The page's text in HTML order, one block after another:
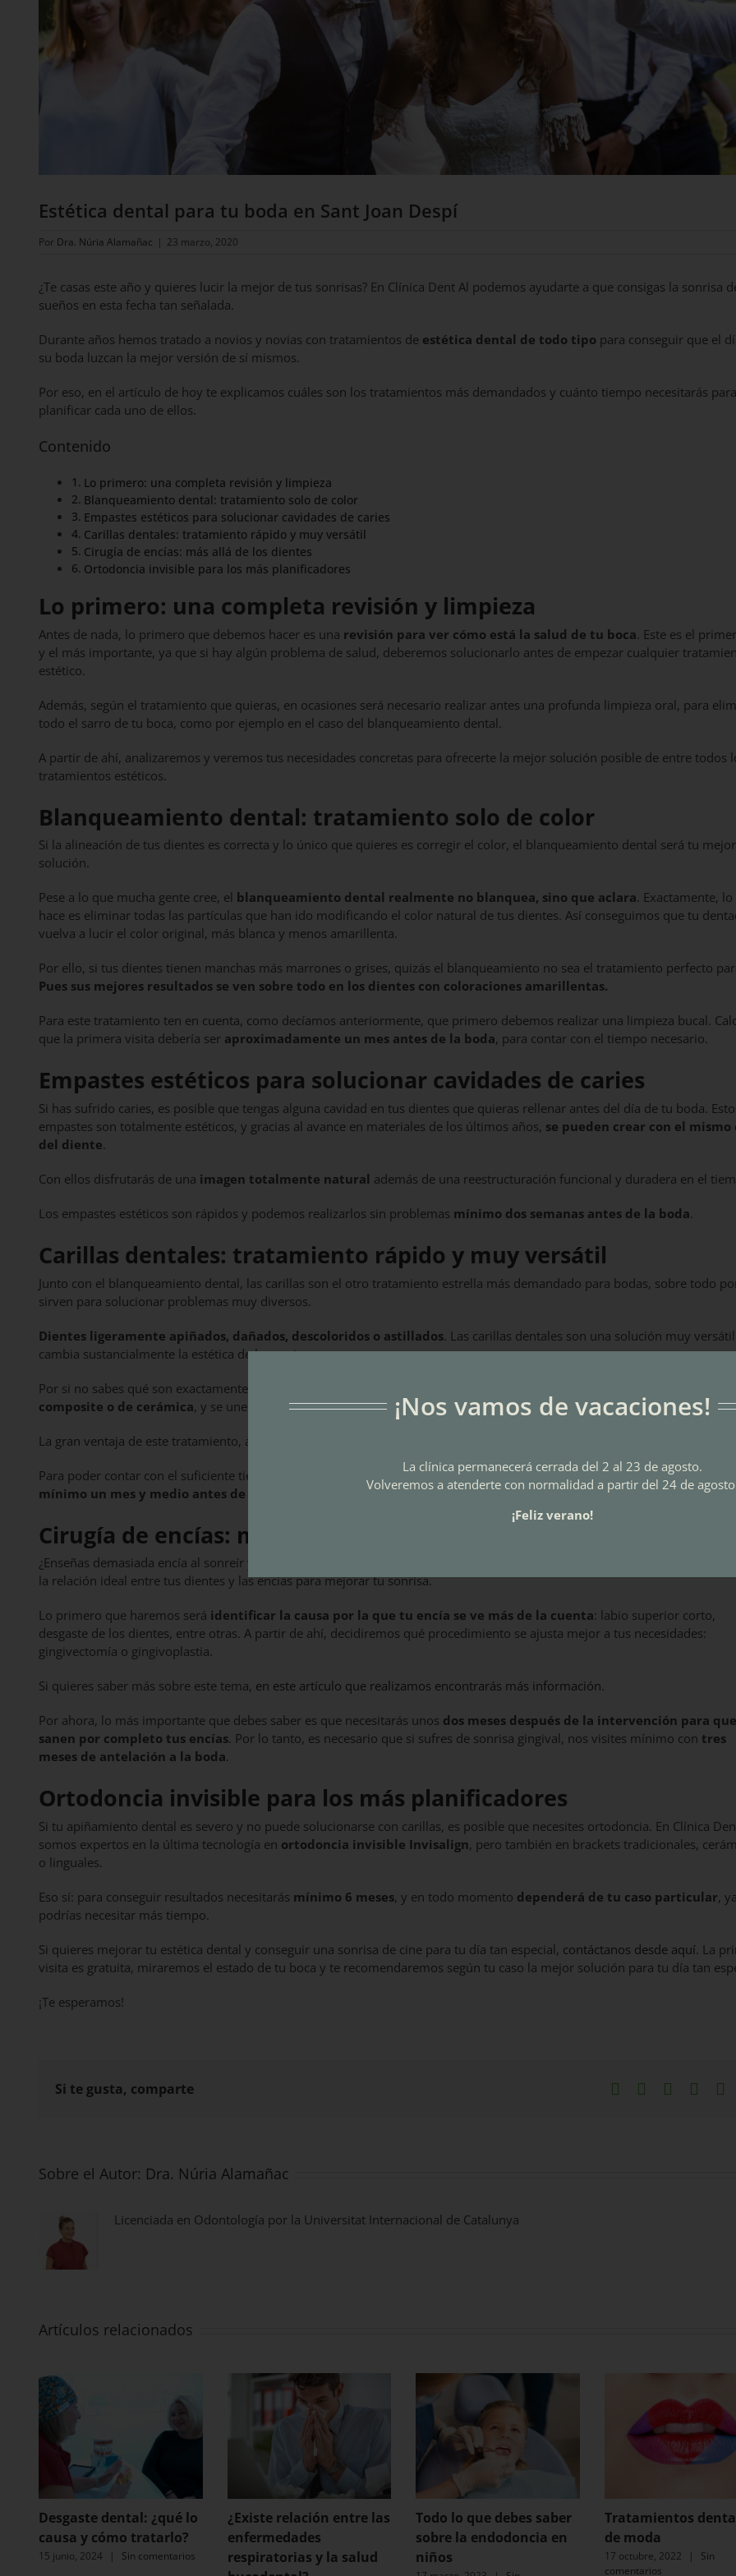
Estética dental para tu boda en Sant Joan Despí
Por Dra. Núria Alamañac | 23 marzo, 2020
¿Te casas este año y quieres lucir la mejor de tus sonrisas? En Clínica Dent Al podemos ayudarte a que consigas la sonrisa
sueños en esta fecha tan señalada.
Durante años hemos tratado a novios y novias con tratamientos de estética dental de todo tipo para conseguir que el
su boda luzcan la mejor versión de sí mismos.
Por eso, en el artículo de hoy te explicamos cuáles son los tratamientos más demandados y cuánto tiempo necesitarás para
planificar cada uno de ellos.
Contenido
Lo primero: una completa revisión y limpieza
Blanqueamiento dental: tratamiento solo de color
Empastes estéticos para solucionar cavidades de caries
Carillas dentales: tratamiento rápido y muy versátil
Cirugía de encías: más allá de los dientes
Ortodoncia invisible para los más planificadores
Lo primero: una completa revisión y limpieza
Antes de nada, lo primero que debemos hacer es una revisión para ver cómo está la salud de tu boca. Este es el
y el más importante, ya que si hay algún problema de salud, deberemos solucionarlo antes de empezar cualquier
estético.
Además, según el tratamiento que quieras, en ocasiones será necesario realizar antes una profunda limpieza oral, para
todo el sarro de tu boca, como por ejemplo en el caso del blanqueamiento dental.
A partir de ahí, analizaremos y veremos tus necesidades concretas para ofrecerte la mejor solución posible de entre todos
tratamientos estéticos.
Blanqueamiento dental: tratamiento solo de color
Si la alineación de tus dientes es correcta y lo único que quieres es corregir el color, el blanqueamiento dental será tu mejor
solución.
Pese a lo que mucha gente cree, el blanqueamiento dental realmente no blanquea, sino que aclara. Exactamente,
hace es eliminar todas las partículas que han ido modificando el color natural de tus dientes. Así conseguimos que tu
vuelva a lucir el color original, más blanca y menos amarillenta.
Por ello, si tus dientes tienen manchas más marrones o grises, quizás el blanqueamiento no sea el tratamiento perfecto
Pues sus mejores resultados se ven sobre todo en los dientes con coloraciones amarillentas.
Para este tratamiento ten en cuenta, como decíamos anteriormente, que primero debemos realizar una limpieza bucal.
que la primera visita debería ser aproximadamente un mes antes de la boda, para contar con el tiempo necesario.
Empastes estéticos para solucionar cavidades de caries
Si has sufrido caries, es posible que tengas alguna cavidad en tus dientes que quieras rellenar antes del día de tu boda.
empastes son totalmente estéticos, y gracias al avance en materiales de los últimos años, se pueden crear con el mismo
del diente.
Con ellos disfrutarás de una imagen totalmente natural además de una reestructuración funcional y duradera en el
Los empastes estéticos son rápidos y podemos realizarlos sin problemas mínimo dos semanas antes de la boda.
Carillas dentales: tratamiento rápido y muy versátil
Junto con el blanqueamiento dental, las carillas son el otro tratamiento estrella más demandado para bodas, sobre todo
sirven para solucionar problemas muy diversos.
Dientes ligeramente apiñados, dañados, descoloridos o astillados. Las carillas dentales son una solución muy
cambia sustancialmente la estética de la sonrisa.
Por si no sabes qué son exactamente, déjanos contarte que las carillas son unas
composite o de cerámica, y se unen a la parte delantera de tus dientes, disimulando todos sus defectos.
La gran ventaja de este tratamiento, además, es que es
Para poder contar con el suficiente tiempo de creación y fijación a tus dientes, tuprimera visita con nosotros debería ser
mínimo un mes y medio antes de la boda
Cirugía de encías: más allá de los dientes
¿Enseñas demasiada encía al sonreír y quieres solucionarlo antes de tu boda? No te preocupes, en Clínica Dent Al
la relación ideal entre tus dientes y las encías para mejorar tu sonrisa.
Lo primero que haremos será identificar la causa por la que tu encía se ve más de la cuenta: labio superior corto,
desgaste de los dientes, entre otras. A partir de ahí, decidiremos qué procedimiento se ajusta mejor a tus necesidades:
gingivectomía o gingivoplastia.
Si quieres saber más sobre este tema, en este artículo que realizamos encontrarás más información.
Por ahora, lo más importante que debes saber es que necesitarás unos dos meses después de la intervención para que
sanen por completo tus encías. Por lo tanto, es necesario que si sufres de sonrisa gingival, nos visites mínimo con tres
meses de antelación a la boda.
Ortodoncia invisible para los más planificadores
Si tu apiñamiento dental es severo y no puede solucionarse con carillas, es posible que necesites ortodoncia. En Clínica
somos expertos en la última tecnología en ortodoncia invisible Invisalign, pero también en brackets tradicionales,
o linguales.
Eso sí: para conseguir resultados necesitarás mínimo 6 meses, y en todo momento dependerá de tu caso particular,
podrías necesitar más tiempo.
Si quieres mejorar tu estética dental y conseguir una sonrisa de cine para tu día tan especial, contáctanos desde aquí. La
visita es gratuita, miraremos el estado de tu boca y te recomendaremos según tu caso la mejor solución para tu día tan
¡Te esperamos!
Si te gusta, comparte Facebook LinkedIn
Sobre el Autor: Dra. Núria Alamañac
Licenciada en Odontología por la Universitat Internacional de Catalunya
Artículos relacionados
Desgaste dental: ¿qué lo
causa y cómo tratarlo?
15 junio, 2024 | Sin comentarios
¿Existe relación entre las
enfermedades
respiratorias y la salud
Todo lo que debes saber
sobre la endodoncia en
niños
Tratamientos
de moda
17 octubre, 2022 |
Sin
comentarios
¡Nos vamos de vacaciones!
La clínica permanecerá cerrada del 2 al 23 de agosto.
Volveremos a atenderte con normalidad a partir del 24 de
¡Feliz verano!